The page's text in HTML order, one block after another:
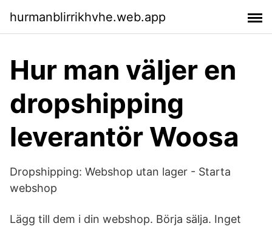
hurmanblirrikhvhe.web.app
Hur man väljer en
dropshipping
leverantör Woosa
Dropshipping: Webshop utan lager - Starta
webshop
Lägg till dem i din webshop. Börja sälja. Inget